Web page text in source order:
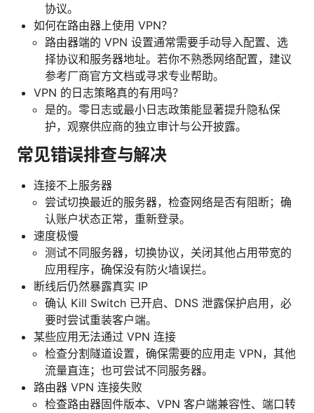
协议。
如何在路由器上使用 VPN？
路由器端的 VPN 设置通常需要手动导入配置、选
择协议和服务器地址。若你不熟悉网络配置，建议
参考厂商官方文档或寻求专业帮助。
VPN 的日志策略真的有用吗？
是的。零日志或最小日志政策能显著提升隐私保
护，观察供应商的独立审计与公开披露。
常见错误排查与解决
连接不上服务器
尝试切换最近的服务器，检查网络是否有阻断；确
认账户状态正常，重新登录。
速度极慢
测试不同服务器，切换协议，关闭其他占用带宽的
应用程序，确保没有防火墙误拦。
断线后仍然暴露真实 IP
确认 Kill Switch 已开启、DNS 泄露保护启用，必
要时尝试重装客户端。
某些应用无法通过 VPN 连接
检查分割隧道设置，确保需要的应用走 VPN，其他
流量直连；也可尝试不同服务器。
路由器 VPN 连接失败
检查路由器固件版本、VPN 客户端兼容性、端口转